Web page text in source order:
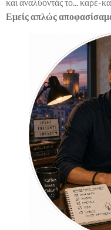
Εμείς απλώς